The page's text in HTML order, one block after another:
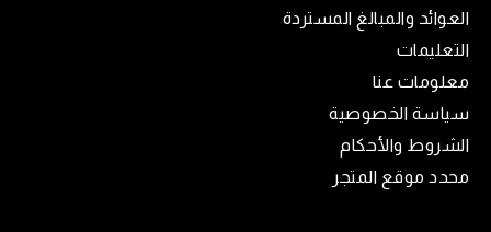
العوائد والمبالغ المستردة
التعليمات
معلومات عنا
سياسة الخصوصية
الشروط والأحكام
محدد موقع المتجر